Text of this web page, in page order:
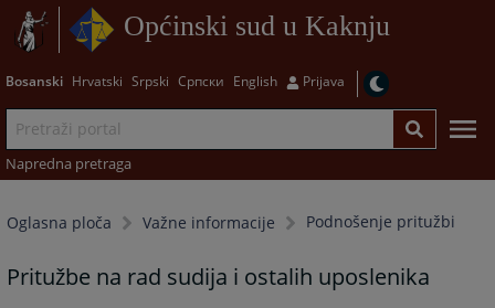
Općinski sud u Kaknju
Bosanski Hrvatski Srpski Српски English Prijava
Napredna pretraga
Oglasna ploča Važne informacije Podnošenje pritužbi
Pritužbe na rad sudija i ostalih uposlenika